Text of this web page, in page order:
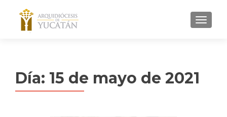
MENU
Día: 15 de mayo de 2021